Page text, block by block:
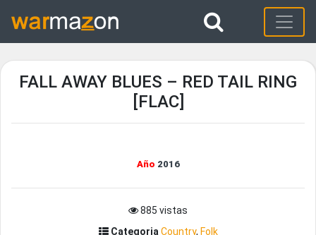
FALL AWAY BLUES – RED TAIL RING
[FLAC]
Año 2016
885 vistas
Categoria Country, Folk